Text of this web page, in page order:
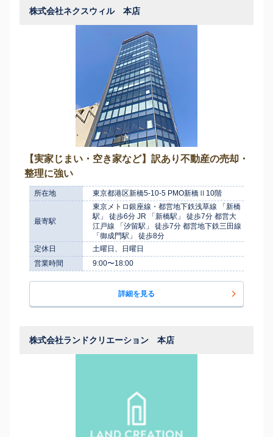
株式会社ネクスウィル 本店
【実家じまい・空き家など】訳あり不動産の売却・
整理に強い
所在地 東京都港区新橋5-10-5 PMO新橋Ⅱ10階
最寄駅
東京メトロ銀座線・都営地下鉄浅草線 「新橋
駅」 徒歩6分 JR 「新橋駅」 徒歩7分 都営大
江戸線 「汐留駅」 徒歩7分 都営地下鉄三田線
「御成門駅」 徒歩8分
定休日
土曜日、日曜日
営業時間
9:00〜18:00
詳細を見る
株式会社ランドクリエーション 本店